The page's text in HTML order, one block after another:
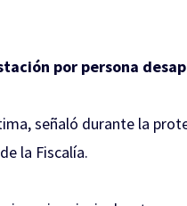
por persona
señaló durante la
la Fiscalía.